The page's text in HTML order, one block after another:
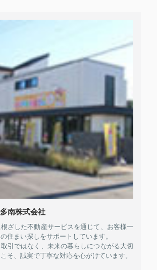
南株式会社
ざした不動産サービスを通じて、お客様一
住まい探しをサポートしています。
引ではなく、未来の暮らしにつながる大切
そ、誠実で丁寧な対応を心がけています。